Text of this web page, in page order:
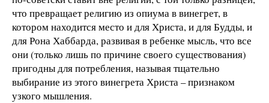
что превращает религию из опиума в винегрет, в
котором находится место и для Христа, и для Будды, и
для Рона Хаббарда, развивая в ребенке мысль, что все
они (только лишь по причине своего существования)
пригодны для потребления, называя тщательно
выбирание из этого винегрета Христа – признаком
узкого мышления.